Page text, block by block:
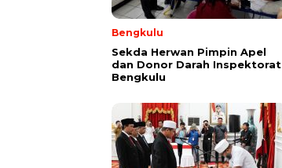
Bengkulu
Sekda Herwan Pimpin Apel
dan Donor Darah Inspektorat
Bengkulu